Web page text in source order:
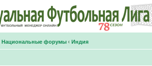
Национальные форумы ‹ Индия